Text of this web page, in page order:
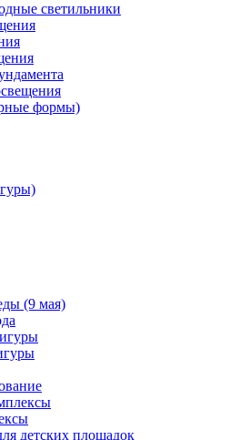
светильники
формы)
(9 мая)
детских площадок